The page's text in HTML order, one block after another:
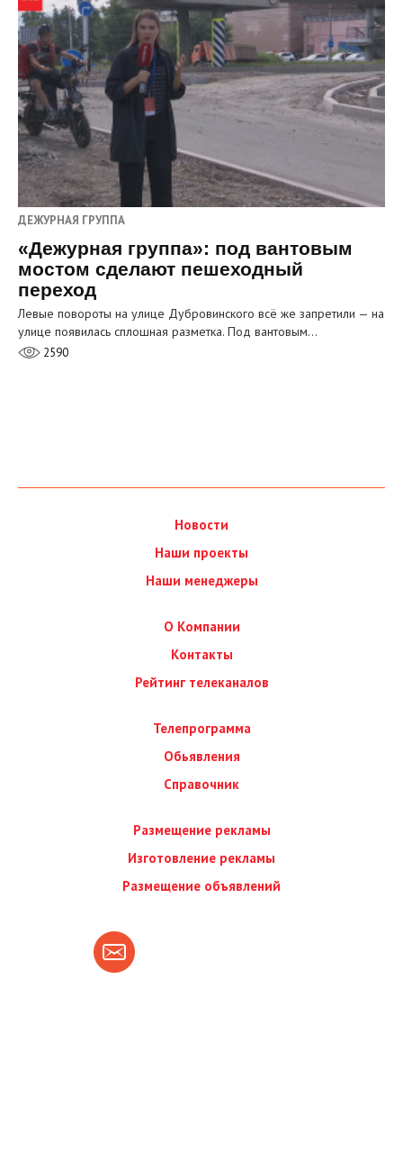
ДЕЖУРНАЯ ГРУППА
«Дежурная группа»: под вантовым
мостом сделают пешеходный
переход
Левые повороты на улице Дубровинского всё же запретили — на
улице появилась сплошная разметка. Под вантовым…
2590
Новости
Наши проекты
Наши менеджеры
О Компании
Контакты
Рейтинг телеканалов
Телепрограмма
Обьявления
Справочник
Размещение рекламы
Изготовление рекламы
Размещение объявлений